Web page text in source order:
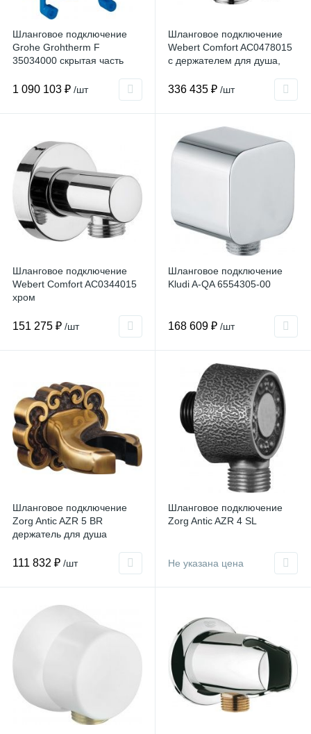
Шланговое подключение
Grohe Grohtherm F
35034000 скрытая часть
1 090 103 ₽ /шт
Шланговое подключение
Webert Comfort AC0478015
с держателем для душа,
336 435 ₽ /шт
Шланговое подключение
Webert Comfort AC0344015
хром
151 275 ₽ /шт
Шланговое подключение
Kludi A-QA 6554305-00
168 609 ₽ /шт
Шланговое подключение
Zorg Antic AZR 5 BR
держатель для душа
111 832 ₽ /шт
Шланговое подключение
Zorg Antic AZR 4 SL
Не указана цена